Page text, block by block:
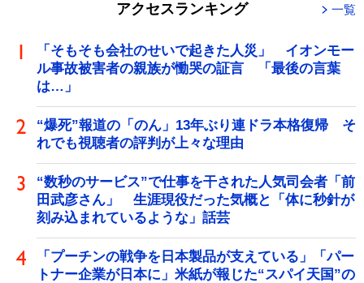
アクセスランキング 一覧
「そもそも会社のせいで起きた人災」 イオンモー
ル事故被害者の親族が慟哭の証言 「最後の言葉
は…」
“爆死”報道の「のん」13年ぶり連ドラ本格復帰 そ
れでも視聴者の評判が上々な理由
“数秒のサービス”で仕事を干された人気司会者「前
田武彦さん」 生涯現役だった気概と「体に秒針が
刻み込まれているような」話芸
「プーチンの戦争を日本製品が支えている」「パー
トナー企業が日本に」米紙が報じた“スパイ天国”の